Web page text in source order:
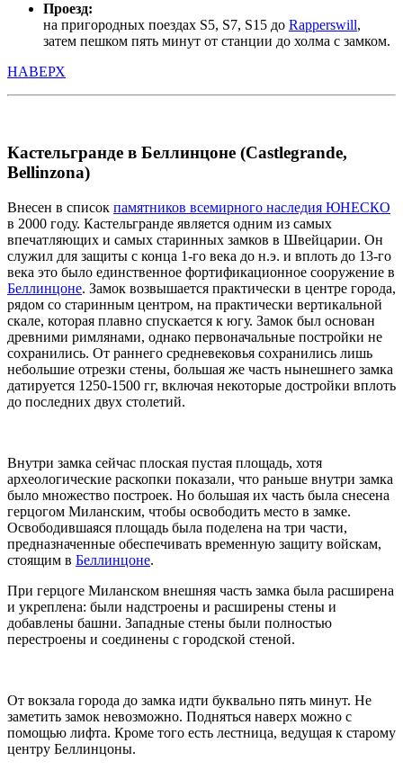
Проезд:
на пригородных поездах S5, S7, S15 до Rapperswill,
затем пешком пять минут от станции до холма с замком.
НАВЕРХ
Кастельгранде в Беллинцоне (Castlegrande,
Bellinzona)
Внесен в список памятников всемирного наследия ЮНЕСКО
в 2000 году. Кастельгранде является одним из самых
впечатляющих и самых старинных замков в Швейцарии. Он
служил для защиты с конца 1-го века до н.э. и вплоть до 13-го
века это было единственное фортификационное сооружение в
Беллинцоне. Замок возвышается практически в центре города,
рядом со старинным центром, на практически вертикальной
скале, которая плавно спускается к югу. Замок был основан
древними римлянами, однако первоначальные постройки не
сохранились. От раннего средневековья сохранились лишь
небольшие отрезки стены, большая же часть нынешнего замка
датируется 1250-1500 гг, включая некоторые достройки вплоть
до последних двух столетий.
Внутри замка сейчас плоская пустая площадь, хотя
археологические раскопки показали, что раньше внутри замка
было множество построек. Но большая их часть была снесена
герцогом Миланским, чтобы освободить место в замке.
Освободившаяся площадь была поделена на три части,
предназначенные обеспечивать временную защиту войскам,
стоящим в Беллинцоне.
При герцоге Миланском внешняя часть замка была расширена
и укреплена: были надстроены и расширены стены и
добавлены башни. Западные стены были полностью
перестроены и соединены с городской стеной.
От вокзала города до замка идти буквально пять минут. Не
заметить замок невозможно. Подняться наверх можно с
помощью лифта. Кроме того есть лестница, ведущая к старому
центру Беллинцоны.